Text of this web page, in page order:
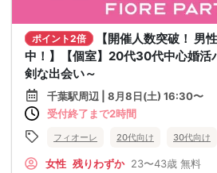
ポイント2倍
【開催人数突破！ 男
中！】【個室】20代30代中心婚活
剣な出会い～
千葉駅周辺 | 8月8日(土) 16:30〜
受付終了まで2時間
フィオーレ 20代向け 30代向け
女性 残りわずか 23〜43歳 無料